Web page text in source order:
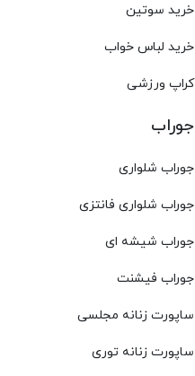
خرید سوتین
خرید لباس خواب
کراپ ورزشی
جوراب
جوراب شلواری
جوراب شلواری فانتزی
جوراب شیشه ای
جوراب فیشنت
ساپورت زنانه مجلسی
ساپورت زنانه توری